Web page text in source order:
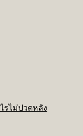
รไม่ปวดหลัง